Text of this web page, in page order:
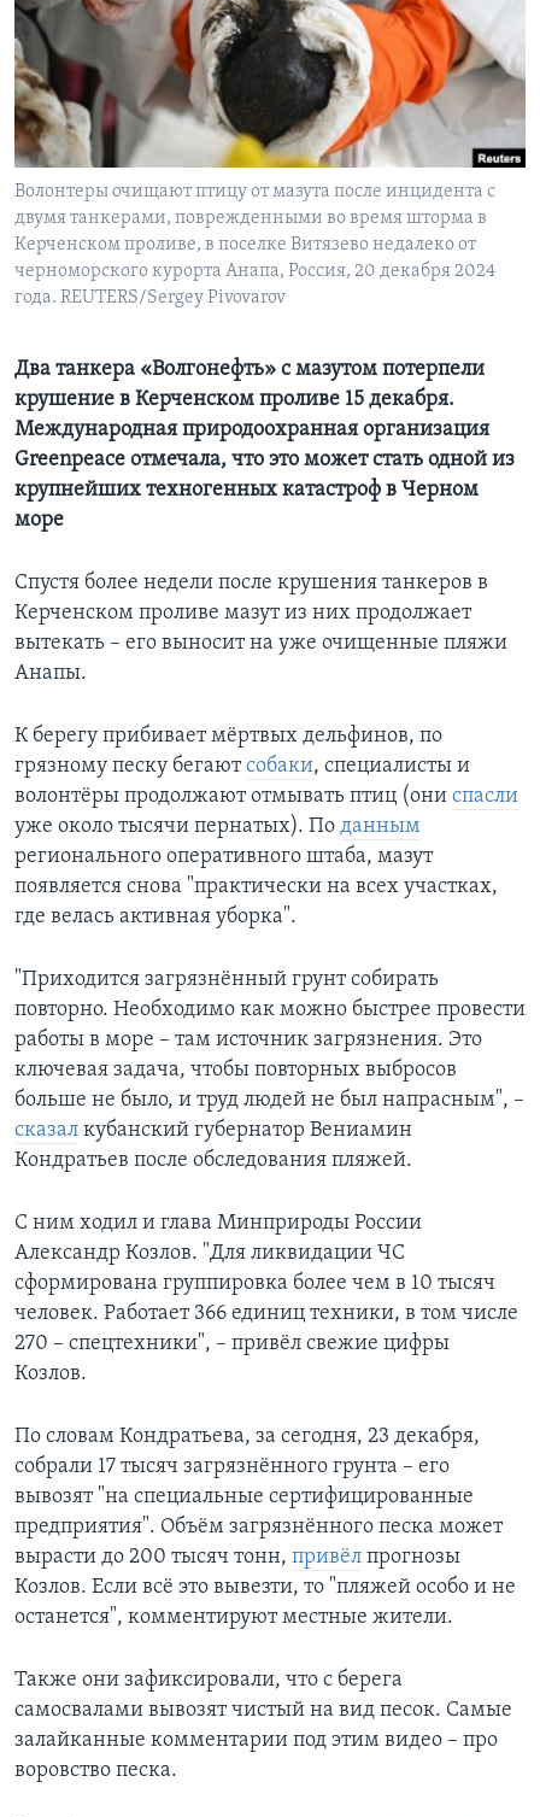
Learning English
СОЦИАЛЬНЫЕ СЕТИ
Языки
Волонтеры очищают птицу от мазута после инцидента с
двумя танкерами, поврежденными во время шторма в
Керченском проливе, в поселке Витязево недалеко от
черноморского курорта Анапа, Россия, 20 декабря 2024
года. REUTERS/Sergey Pivovarov
Два танкера «Волгонефть» с мазутом потерпели
крушение в Керченском проливе 15 декабря.
Международная природоохранная организация
Greenpeace отмечала, что это может стать одной из
крупнейших техногенных катастроф в Черном
море
Спустя более недели после крушения танкеров в
Керченском проливе мазут из них продолжает
вытекать – его выносит на уже очищенные пляжи
Анапы.
К берегу прибивает мёртвых дельфинов, по
грязному песку бегаютсобаки, специалисты и
волонтёры продолжают отмывать птиц (они спасли
уже около тысячи пернатых). По данным
регионального оперативного штаба, мазут
появляется снова "практически на всех участках,
где велась активная уборка".
"Приходится загрязнённый грунт собирать
повторно. Необходимо как можно быстрее провести
работы в море – там источник загрязнения. Это
ключевая задача, чтобы повторных выбросов
больше не было, и труд людей не был напрасным", –
сказал кубанский губернатор Вениамин
Кондратьев после обследования пляжей.
С ним ходил и глава Минприроды России
Александр Козлов. "Для ликвидации ЧС
сформирована группировка более чем в 10 тысяч
человек. Работает 366 единиц техники, в том числе
270 – спецтехники", – привёл свежие цифры
Козлов.
По словам Кондратьева, за сегодня, 23 декабря,
собрали 17 тысяч загрязнённого грунта – его
вывозят "на специальные сертифицированные
предприятия". Объём загрязнённого песка может
вырасти до 200 тысяч тонн, привёл прогнозы
Козлов. Если всё это вывезти, то "пляжей особо и не
останется", комментируют местные жители.
Также они зафиксировали, что с берега
самосвалами вывозят чистый на вид песок. Самые
залайканные комментарии под этим видео – про
воровство песка.